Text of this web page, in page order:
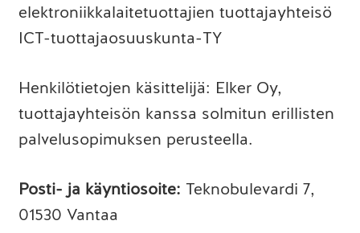
elektroniikkalaitetuottajien tuottajayhteisö
ICT-tuottajaosuuskunta-TY
Henkilötietojen käsittelijä: Elker Oy,
tuottajayhteisön kanssa solmitun erillisten
palvelusopimuksen perusteella.
Posti- ja käyntiosoite: Teknobulevardi 7,
01530 Vantaa